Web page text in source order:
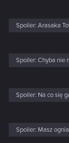
Spoiler: Arasaka
Spoiler: Chyba nie
Spoiler: Na co się
Spoiler: Masz